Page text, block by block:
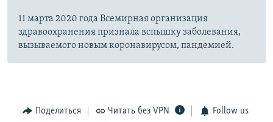
11 марта 2020 года Всемирная организация
здравоохранения признала вспышку заболевания,
вызываемого новым коронавирусом, пандемией.
Поделиться Читать без VPN Follow us